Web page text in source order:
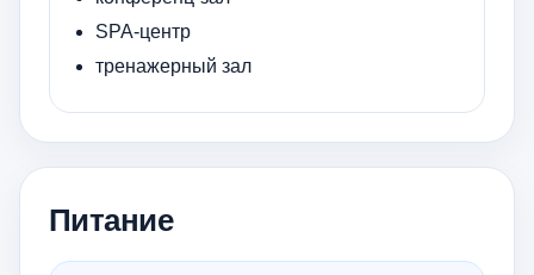
SPA-центр
тренажерный зал
Питание